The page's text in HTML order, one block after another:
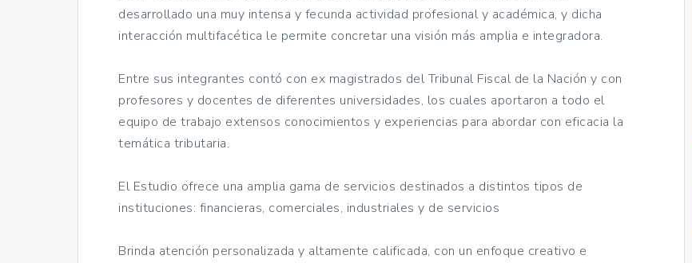
desarrollado una muy intensa y fecunda actividad profesional y académica, y dicha
interacción multifacética le permite concretar una visión más amplia e integradora.
Entre sus integrantes contó con ex magistrados del Tribunal Fiscal de la Nación y con
profesores y docentes de diferentes universidades, los cuales aportaron a todo el
equipo de trabajo extensos conocimientos y experiencias para abordar con eficacia la
temática tributaria.
El Estudio ofrece una amplia gama de servicios destinados a distintos tipos de
instituciones: financieras, comerciales, industriales y de servicios
Brinda atención personalizada y altamente calificada, con un enfoque creativo e